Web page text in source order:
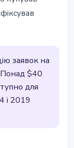
заявок на
Понад $40
для
і 2019